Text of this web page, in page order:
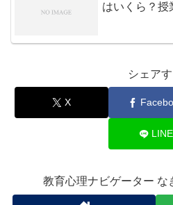
はいくら？授
シェア
X
LINE
教育心理ナビゲーター な